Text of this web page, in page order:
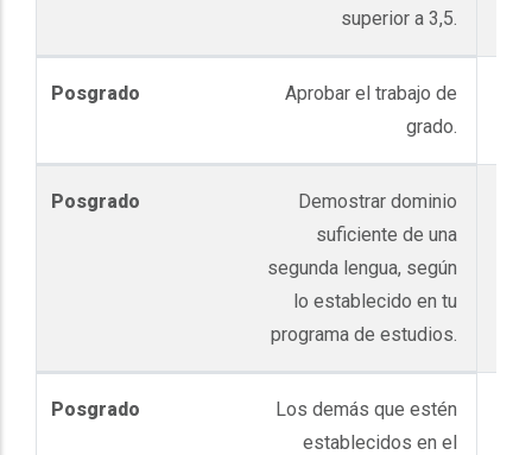
superior a 3,5.
Aprobar el trabajo de
grado.
Demostrar dominio
suficiente de una
segunda lengua, según
lo establecido en tu
programa de estudios.
Los demás que estén
establecidos en el